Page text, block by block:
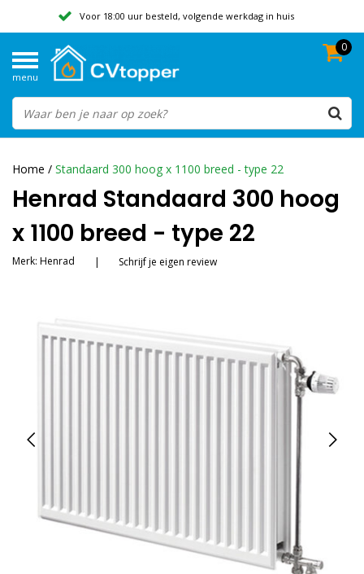
Voor 18:00 uur besteld, volgende werkdag in huis
Beoordeeld met een 9,8
menu
0
Home / Standaard 300 hoog x 1100 breed - type 22
Henrad Standaard 300 hoog
x 1100 breed - type 22
Merk: Henrad | Schrijf je eigen review